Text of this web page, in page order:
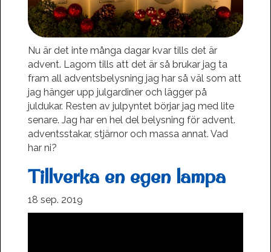
Nu är det inte många dagar kvar tills det är
advent. Lagom tills att det är så brukar jag ta
fram all adventsbelysning jag har så väl som att
jag hänger upp julgardiner och lägger på
juldukar. Resten av julpyntet börjar jag med lite
senare. Jag har en hel del belysning för advent.
adventsstakar, stjärnor och massa annat. Vad
har ni?
Tillverka en egen lampa
18 sep. 2019